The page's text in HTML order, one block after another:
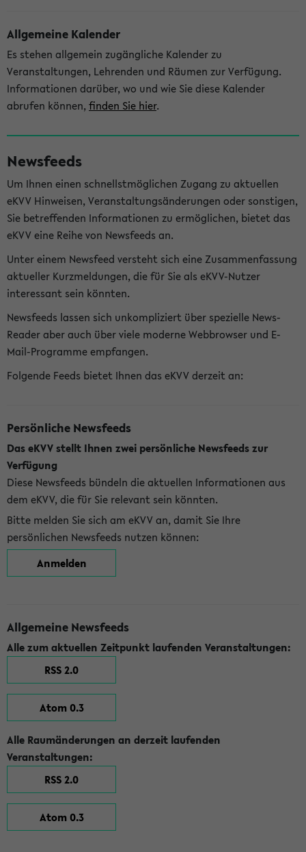
Allgemeine Kalender
Es stehen allgemein zugängliche Kalender zu
Veranstaltungen, Lehrenden und Räumen zur Verfügung.
Informationen darüber, wo und wie Sie diese Kalender
abrufen können, finden Sie hier.
Newsfeeds
Um Ihnen einen schnellstmöglichen Zugang zu aktuellen
eKVV Hinweisen, Veranstaltungsänderungen oder sonstigen,
Sie betreffenden Informationen zu ermöglichen, bietet das
eKVV eine Reihe von Newsfeeds an.
Unter einem Newsfeed versteht sich eine Zusammenfassung
aktueller Kurzmeldungen, die für Sie als eKVV-Nutzer
interessant sein könnten.
Newsfeeds lassen sich unkompliziert über spezielle News-
Reader aber auch über viele moderne Webbrowser und E-
Mail-Programme empfangen.
Folgende Feeds bietet Ihnen das eKVV derzeit an:
Persönliche Newsfeeds
Das eKVV stellt Ihnen zwei persönliche Newsfeeds zur
Verfügung
Diese Newsfeeds bündeln die aktuellen Informationen aus
dem eKVV, die für Sie relevant sein könnten.
Bitte melden Sie sich am eKVV an, damit Sie Ihre
persönlichen Newsfeeds nutzen können:
Anmelden
Allgemeine Newsfeeds
Alle zum aktuellen Zeitpunkt laufenden Veranstaltungen:
RSS 2.0
Atom 0.3
Alle Raumänderungen an derzeit laufenden
Veranstaltungen:
RSS 2.0
Atom 0.3